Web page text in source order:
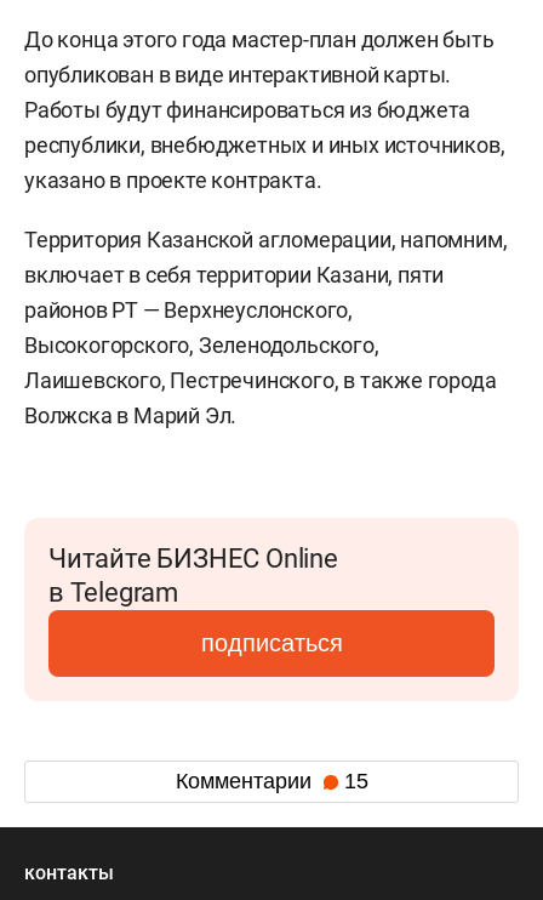
До конца этого года мастер-план должен быть
опубликован в виде интерактивной карты.
Работы будут финансироваться из бюджета
республики, внебюджетных и иных источников,
указано в проекте контракта.
Территория Казанской агломерации, напомним,
включает в себя территории Казани, пяти
районов РТ — Верхнеуслонского,
Высокогорского, Зеленодольского,
Лаишевского, Пестречинского, в также города
Волжска в Марий Эл.
Читайте БИЗНЕС Online
в Telegram
подписаться
Комментарии 15
контакты